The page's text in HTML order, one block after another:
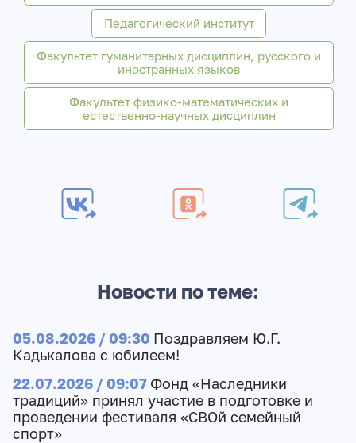
Педагогический институт
Факультет гуманитарных дисциплин, русского и
иностранных языков
Факультет физико-математических и
естественно-научных дисциплин
Новости по теме:
05.08.2026 / 09:30 Поздравляем Ю.Г.
Кадькалова с юбилеем!
22.07.2026 / 09:07 Фонд «Наследники
традиций» принял участие в подготовке и
проведении фестиваля «СВОй семейный
спорт»